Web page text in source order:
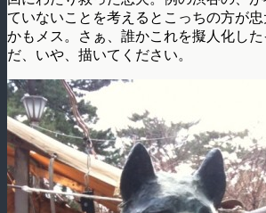
ていないことを考えるとこっちの方が
かもメス。さぁ、誰かこれを擬人化し
だ、いや、描いてください。